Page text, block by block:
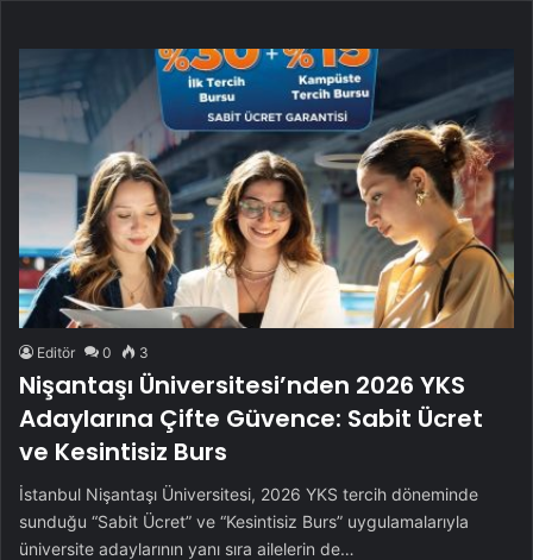
Editör 0 3
Nişantaşı Üniversitesi’nden 2026 YKS
Adaylarına Çifte Güvence: Sabit Ücret
ve Kesintisiz Burs
İstanbul Nişantaşı Üniversitesi, 2026 YKS tercih döneminde
sunduğu “Sabit Ücret” ve “Kesintisiz Burs” uygulamalarıyla
üniversite adaylarının yanı sıra ailelerin de…